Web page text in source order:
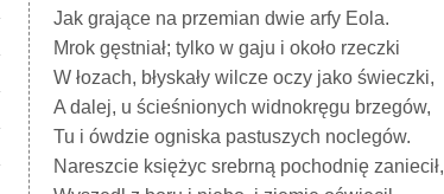
Jak grające na przemian dwie arfy Eola.
Mrok gęstniał; tylko w gaju i około rzeczki
W łozach, błyskały wilcze oczy jako świeczki,
A dalej, u ścieśnionych widnokręgu brzegów,
Tu i ówdzie ogniska pastuszych noclegów.
Nareszcie księżyc srebrną pochodnię zaniecił,